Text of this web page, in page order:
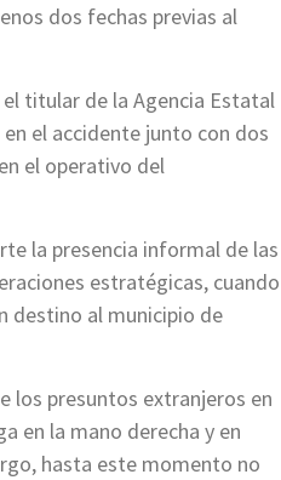
dos fechas previas al
titular de la Agencia Estatal
el accidente junto con dos
el operativo del
la presencia informal de las
estratégicas, cuando
destino al municipio de
los presuntos extranjeros en
en la mano derecha y en
hasta este momento no